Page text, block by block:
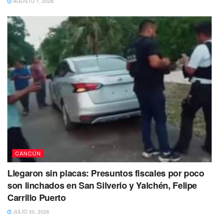
Asimismo,te obligan a pagar por el libro Connectivity
Foundations de Pearson y te dan una guía para su
adquisición
y, desde luego, el pago del mismo.
CANCÚN
Llegaron sin placas: Presuntos fiscales por poco
son linchados en San Silverio y Yalchén, Felipe
Carrillo Puerto
JULIO 30, 2026